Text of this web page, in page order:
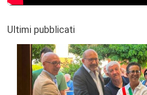
Ultimi pubblicati